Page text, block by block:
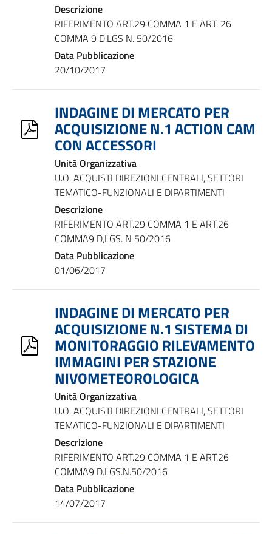
Descrizione
RIFERIMENTO ART.29 COMMA 1 E ART. 26
COMMA 9 D.LGS N. 50/2016
Data Pubblicazione
20/10/2017
INDAGINE DI MERCATO PER
ACQUISIZIONE N.1 ACTION CAM
CON ACCESSORI
Unità Organizzativa
U.O. ACQUISTI DIREZIONI CENTRALI, SETTORI
TEMATICO-FUNZIONALI E DIPARTIMENTI
Descrizione
RIFERIMENTO ART.29 COMMA 1 E ART.26
COMMA9 D,LGS. N 50/2016
Data Pubblicazione
01/06/2017
INDAGINE DI MERCATO PER
ACQUISIZIONE N.1 SISTEMA DI
MONITORAGGIO RILEVAMENTO
IMMAGINI PER STAZIONE
NIVOMETEOROLOGICA
Unità Organizzativa
U.O. ACQUISTI DIREZIONI CENTRALI, SETTORI
TEMATICO-FUNZIONALI E DIPARTIMENTI
Descrizione
RIFERIMENTO ART.29 COMMA 1 E ART.26
COMMA9 D.LGS.N.50/2016
Data Pubblicazione
14/07/2017